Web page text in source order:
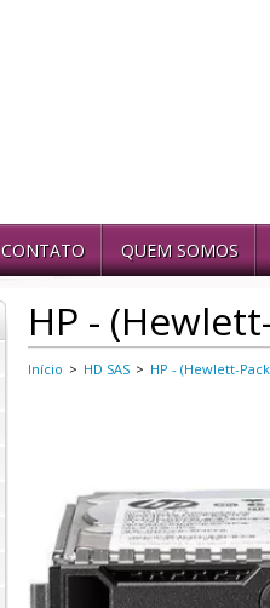
CONTATO QUEM SOMOS
HP -
Início > HD SAS > HP - (Hewlett-